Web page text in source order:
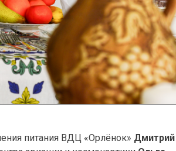
питания ВДЦ «Орлёнок» Дмитрий